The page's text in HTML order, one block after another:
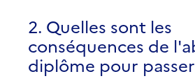
2. Quelles sont les
conséquences de
diplôme pour passer